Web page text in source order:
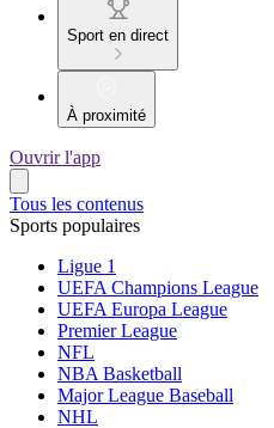
Sport en direct
À proximité
Ouvrir l'app
Tous les contenus
Sports populaires
Ligue 1
UEFA Champions League
UEFA Europa League
Premier League
NFL
NBA Basketball
Major League Baseball
NHL